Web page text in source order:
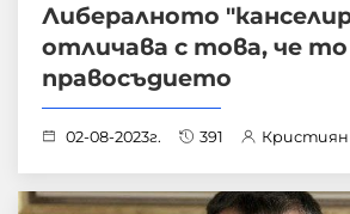
Либералното
отличава с това, че
правосъдието
02-08-2023г. 391